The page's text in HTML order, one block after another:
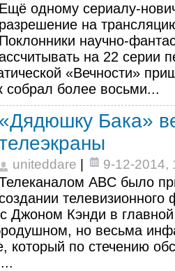
Ещё одному сериалу-
разрешение на
Поклонники научно-
на 22 серии
«Вечности»
собрал более восьми...
«Дядюшку Бака»
uniteddare 9-12-2014,
ABC было
Джоном Кэнди в
но весьма
который по стечению